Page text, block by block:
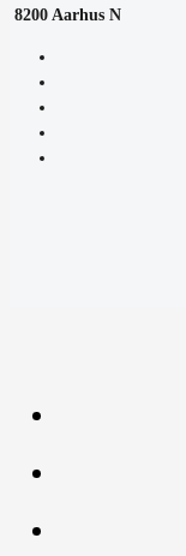
8200 Aarhus N